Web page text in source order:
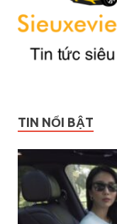
TIN NỔI BẬT